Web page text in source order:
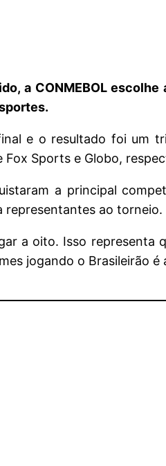
a CONMEBOL
e o resultado foi um
Fox Sports e Globo,
a principal
representantes ao torneio.
a oito. Isso representa
jogando o Brasileirão é